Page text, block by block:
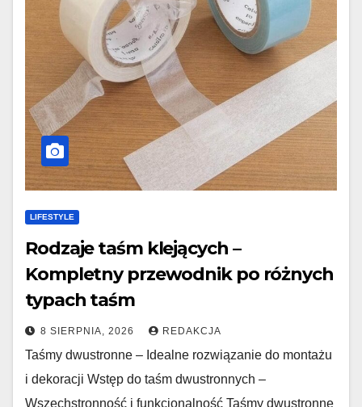
LIFESTYLE
Rodzaje taśm klejących –
Kompletny przewodnik po różnych
typach taśm
8 SIERPNIA, 2026 REDAKCJA
Taśmy dwustronne – Idealne rozwiązanie do montażu
i dekoracji Wstęp do taśm dwustronnych –
Wszechstronność i funkcjonalność Taśmy dwustronne